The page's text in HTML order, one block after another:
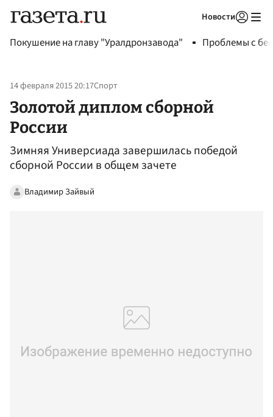
Новости
Покушение на главу "Уралдронзавода" Проблемы с
14 февраля 2015 20:17Спорт
Золотой диплом сборной
России
Зимняя Универсиада завершилась победой
сборной России в общем зачете
Владимир Зайвый